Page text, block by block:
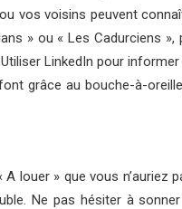
voisins peuvent
» ou « Les Cadurciens
LinkedIn pour
grâce au bouche-à-
louer » que vous
Ne pas hésiter à